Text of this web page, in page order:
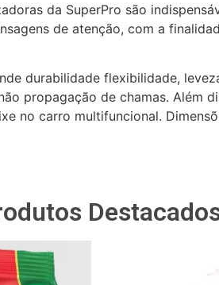
da SuperPro são
de atenção, com a
durabilidade flexibilidade,
propagação de chamas. Além
no carro multifuncional.